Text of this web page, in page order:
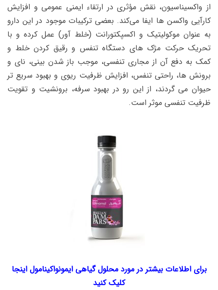
از واکسیناسیون، نقش مؤثری در ارتقاء ایمنی عمومی و افزایش
کارآیی واکسن ها ایفا می‌کند. بعضی ترکیبات موجود در این دارو
به عنوان موکولیتیک و اکسپکتورانت (خلط آور) عمل کرده و با
تحریک حرکت مژک های دستگاه تنفس و رقیق کردن خلط و
کمک به دفع آن از مجاری تنفسی، موجب باز شدن بینی، نای و
برونش ها، راحتی تنفس، افزایش ظرفیت ریوی و بهبود سریع تر
حیوان می گردند، از این رو در بهبود سرفه، برونشیت و تقویت
ظرفیت تنفسی موثر است.
برای اطلاعات بیشتر در مورد محلول گیاهی ایمونواکینامول اینجا
کلیک کنید